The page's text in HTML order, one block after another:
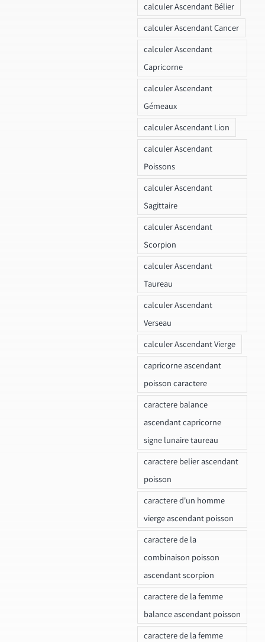
calculer Ascendant Bélier
calculer Ascendant Cancer
calculer Ascendant
Capricorne
calculer Ascendant
Gémeaux
calculer Ascendant Lion
calculer Ascendant
Poissons
calculer Ascendant
Sagittaire
calculer Ascendant
Scorpion
calculer Ascendant
Taureau
calculer Ascendant
Verseau
calculer Ascendant Vierge
capricorne ascendant
poisson caractere
caractere balance
ascendant capricorne
signe lunaire taureau
caractere belier ascendant
poisson
caractere d'un homme
vierge ascendant poisson
caractere de la
combinaison poisson
ascendant scorpion
caractere de la femme
balance ascendant poisson
caractere de la femme